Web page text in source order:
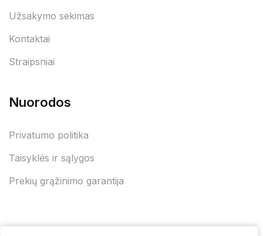
Užsakymo sekimas
Kontaktai
Straipsniai
Nuorodos
Privatumo politika
Taisyklės ir sąlygos
Prekių grąžinimo garantija